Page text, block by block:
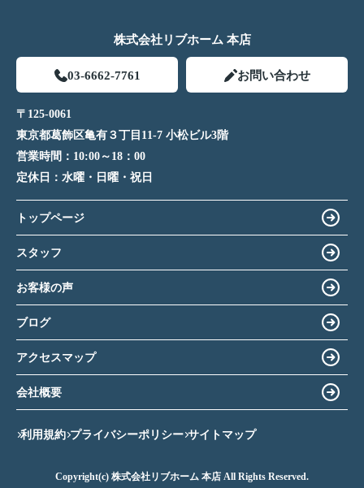
株式会社リブホーム 本店
03-6662-7761 お問い合わせ
〒125-0061
東京都葛飾区亀有３丁目11-7 小松ビル3階
営業時間： 10:00～18：00
定休日： 水曜・日曜・祝日
トップページ
スタッフ
お客様の声
ブログ
アクセスマップ
会社概要
利用規約 プライバシーポリシー サイトマップ
Copyright(c) 株式会社リブホーム 本店 All Rights Reserved.